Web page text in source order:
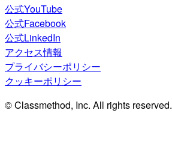
公式YouTube
公式Facebook
公式LinkedIn
アクセス情報
プライバシーポリシー
クッキーポリシー
© Classmethod, Inc. All rights reserved.